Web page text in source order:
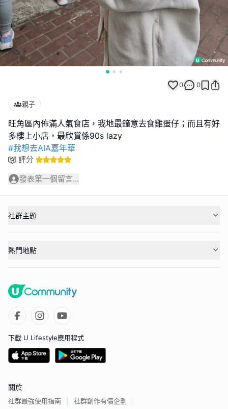
0 0
親子
旺角區內佈滿人氣食店，我地最鐘意去食雞蛋仔；而且有好
#我想去AIA嘉年華
評分
發表第一個留言...
社群主題
熱門地點
下載 U Lifestyle應用程式
關於
社群最強使用指南 社群創作有價企劃